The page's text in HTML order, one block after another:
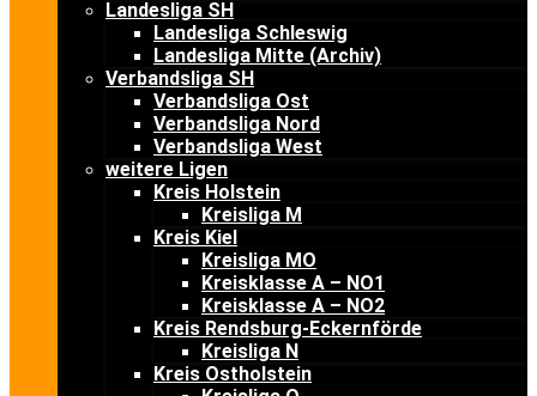
Landesliga SH
Landesliga Schleswig
Landesliga Mitte (Archiv)
Verbandsliga SH
Verbandsliga Ost
Verbandsliga Nord
Verbandsliga West
weitere Ligen
Kreis Holstein
Kreisliga M
Kreis Kiel
Kreisliga MO
Kreisklasse A – NO1
Kreisklasse A – NO2
Kreis Rendsburg-Eckernförde
Kreisliga N
Kreis Ostholstein